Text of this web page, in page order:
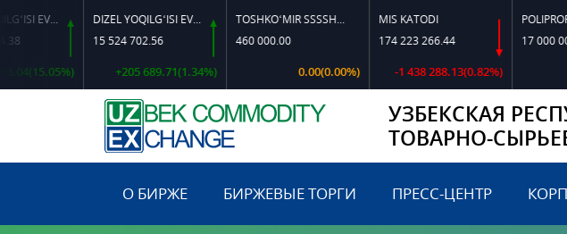
DIZEL YOQILG‘ISI EVRO L-K-4
DIZEL YOQILG‘ISI EVRO-L II K-4 SSDF
15 524 702.56
+205 689.71(1.34%)
TOSHKO‘MIR SSSSH-13
460 000.00
0.00(0.00%)
MIS KATODI
174 223 266.44
-1 438 288.13(0.82%)
POLIPROPILEN
17 000 000.00
УЗБЕКСКАЯ
ТОВАРНО-
О БИРЖЕ БИРЖЕВЫЕ ТОРГИ ПРЕСС-ЦЕНТР